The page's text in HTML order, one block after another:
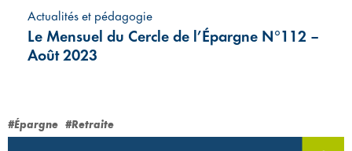
Actualités et pédagogie
Le Mensuel du Cercle de l’Épargne N°112 –
Août 2023
#Épargne #Retraite